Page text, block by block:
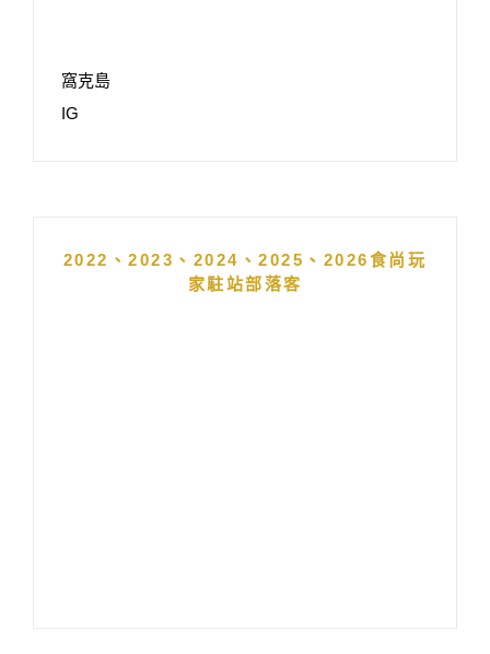
窩克島
IG
2022、2023、2024、2025、2026食尚玩
家駐站部落客